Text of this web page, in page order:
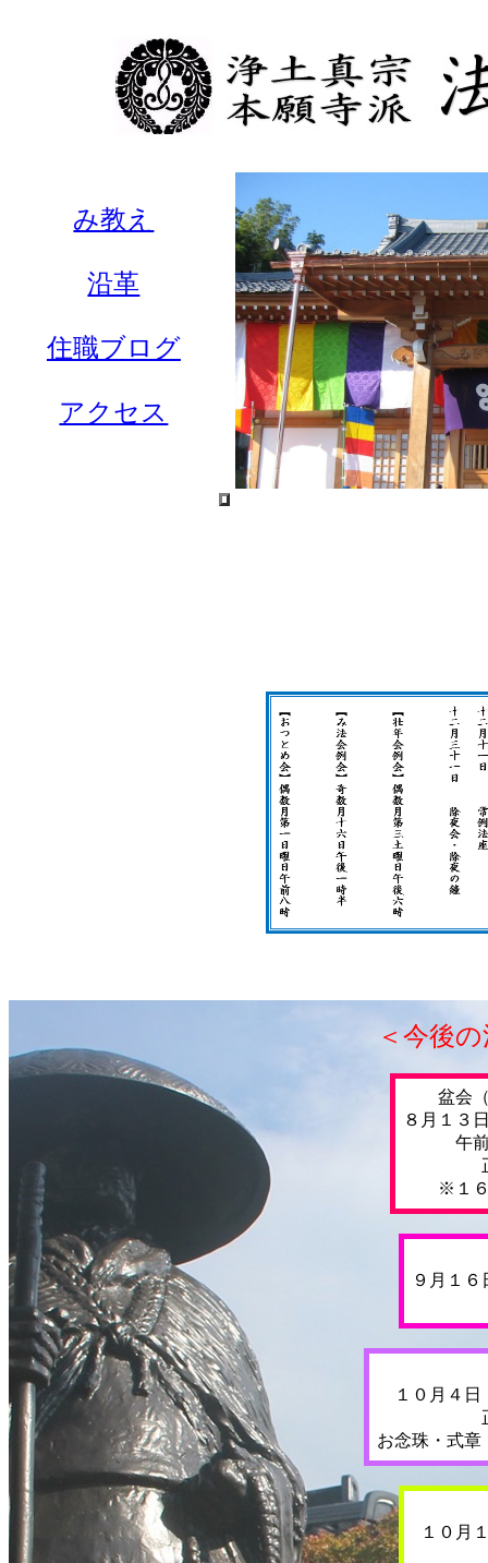
み教え
沿革
住職ブログ
アクセス
＜今後
盆会
８月１３
午
※１
９月１
１０月４
お念珠・式章
１０月